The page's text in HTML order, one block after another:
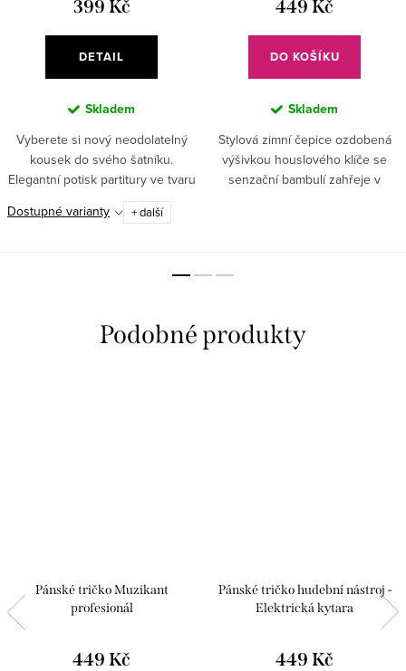
399 Kč
DETAIL
Skladem
Vyberete si nový neodolatelný
kousek do svého šatníku.
Elegantní potisk partitury ve tvaru
srdce a příjemný materiál si
oblíbí každá stylová
Dostupné varianty + další
449 Kč
DO KOŠÍKU
Skladem
Stylová zimní čepice ozdobená
výšivkou houslového klíče se
senzační bambulí zahřeje v
Pánské tričko Muzikant
profesionál
449 Kč
Pánské tričko hudební nástroj -
Elektrická kytara
449 Kč